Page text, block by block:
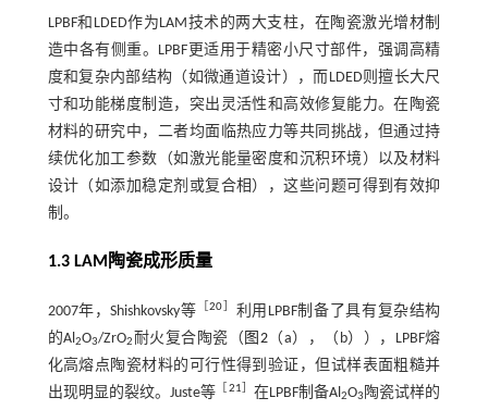
LPBF和LDED作为LAM技术的两大支柱，在陶瓷激光增材制
造中各有侧重。LPBF更适用于精密小尺寸部件，强调高精
度和复杂内部结构（如微通道设计），而LDED则擅长大尺
寸和功能梯度制造，突出灵活性和高效修复能力。在陶瓷
材料的研究中，二者均面临热应力等共同挑战，但通过持
续优化加工参数（如激光能量密度和沉积环境）以及材料
设计（如添加稳定剂或复合相），这些问题可得到有效抑
制。
1.3 LAM陶瓷成形质量
2007年，Shishkovsky等 ［20
利用LPBF制备了具有复杂结构
的Al2O3/ZrO2 耐火复合陶瓷（ 图2（a），（b）），LPBF熔
化高熔点陶瓷材料的可行性得到验证，但试样表面粗糙并
出现明显的裂纹。Juste等
21 在LPBF制备Al2O3 陶瓷试样的